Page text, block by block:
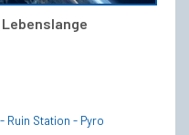
Lebenslange
Ruin Station - Pyro